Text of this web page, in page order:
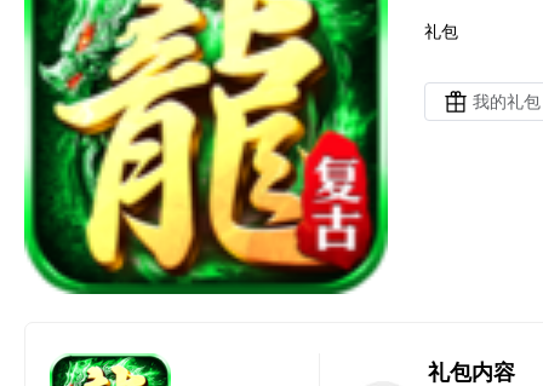
礼包
我的礼包
礼包内容